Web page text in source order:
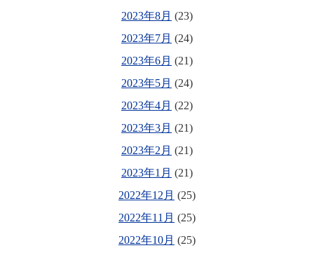
2023年8月 (23)
2023年7月 (24)
2023年6月 (21)
2023年5月 (24)
2023年4月 (22)
2023年3月 (21)
2023年2月 (21)
2023年1月 (21)
2022年12月 (25)
2022年11月 (25)
2022年10月 (25)